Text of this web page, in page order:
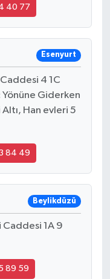
40 77
Esenyurt
4 1C
Yönüne Giderken
Han evleri 5
84 49
Beylikdüzü
Caddesi 1A 9
89 59